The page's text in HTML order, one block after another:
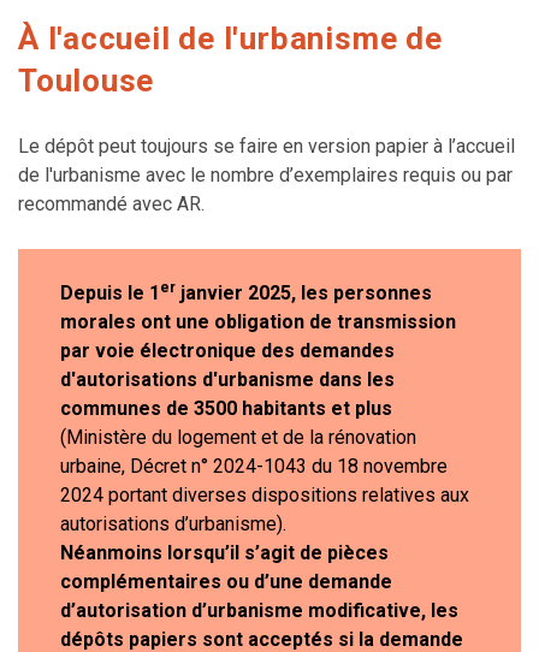
À l'accueil de l'urbanisme de
Toulouse
Le dépôt peut toujours se faire en version papier à l’accueil
de l'urbanisme avec le nombre d’exemplaires requis ou par
recommandé avec AR.
Depuis le 1 er janvier 2025, les personnes
morales ont une obligation de transmission
par voie électronique des demandes
d'autorisations d'urbanisme dans les
communes de 3500 habitants et plus
(Ministère du logement et de la rénovation
urbaine, Décret n° 2024-1043 du 18 novembre
2024 portant diverses dispositions relatives aux
autorisations d’urbanisme).
Néanmoins lorsqu’il s’agit de pièces
complémentaires ou d’une demande
d’autorisation d’urbanisme modificative, les
dépôts papiers sont acceptés si la demande